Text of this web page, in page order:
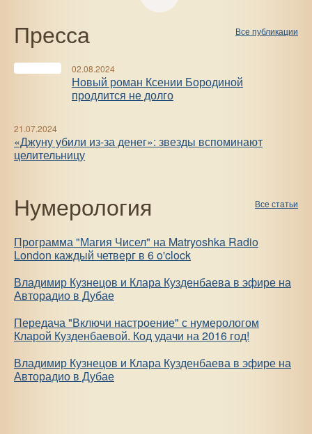
Пресса Все публикации
02.08.2024
Новый роман Ксении Бородиной
продлится не долго
21.07.2024
«Джуну убили из-за денег»: звезды вспоминают
целительницу
Нумерология Все статьи
Программа "Магия Чисел" на Matryoshka Radio
London каждый четверг в 6 o'clock
Владимир Кузнецов и Клара Кузденбаева в эфире на
Авторадио в Дубае
Передача "Включи настроение" с нумерологом
Кларой Кузденбаевой. Код удачи на 2016 год!
Владимир Кузнецов и Клара Кузденбаева в эфире на
Авторадио в Дубае